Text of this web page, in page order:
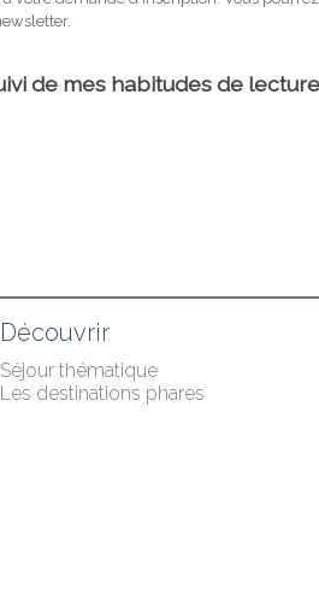
Découvrir
Séjour thématique
Les destinations phares